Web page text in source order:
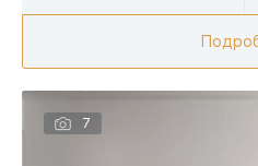
7